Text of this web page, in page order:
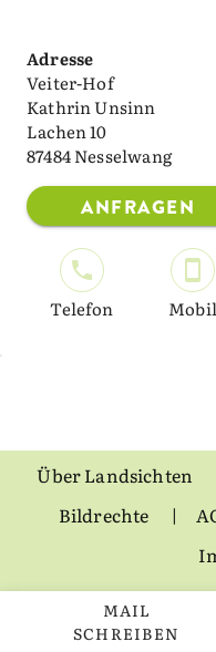
MAIL
SCHREIBEN
Adresse
Veiter-Hof
Kathrin Unsinn
Lachen 10
87484 Nesselwang
ANFRAGEN
Telefon Mobil
Über Landsichten
Bildrechte